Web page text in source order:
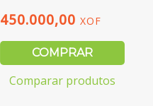
450.000,00XOF
COMPRAR
Comparar produtos